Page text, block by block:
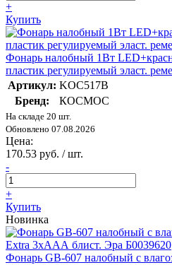
+
Купить
Фонарь налобный 1Вт
пластик регулируемый эласт.
Артикул: KOC517B
Бренд:
КОСМОС
На складе 20 шт.
Обновлено 07.08.2026
Цена:
170.53 руб. / шт.
-
+
Купить
Новинка
Фонарь GB-607 налобный с